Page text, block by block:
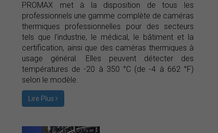
PROMAX met à la disposition de tous les
professionnels une gamme complète de caméras
thermiques professionnelles pour des secteurs
tels que l'industrie, le médical, le bâtiment et la
certification, ainsi que des caméras thermiques à
usage général. Elles peuvent détecter des
températures de -20 à 350 °C (de -4 à 662 °F)
selon le modèle.
Lire Plus